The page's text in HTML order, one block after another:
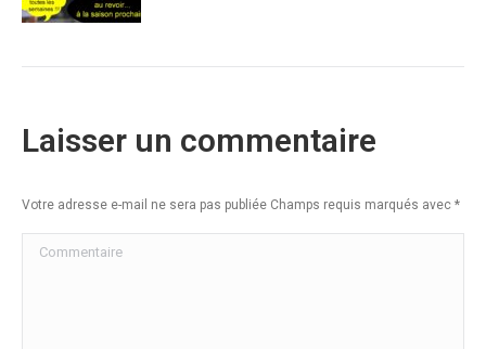
Laisser un commentaire
Votre adresse e-mail ne sera pas publiée Champs requis marqués avec *
Commentaire